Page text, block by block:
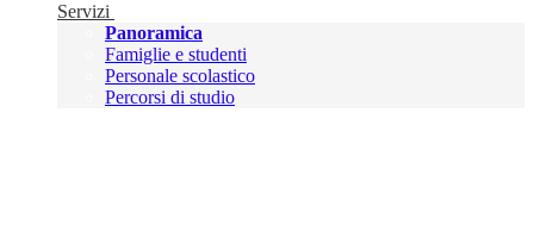
Servizi
Panoramica
Famiglie e studenti
Personale scolastico
Percorsi di studio